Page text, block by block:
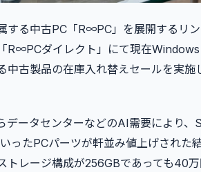
する中古PC「R∞PC」を展開するリ
R∞PCダイレクト」にて現在Windows
中古製品の在庫入れ替えセールを実施
データセンターなどのAI需要により、
ったPCパーツが軒並み値上げされた
トレージ構成が256GBであっても40